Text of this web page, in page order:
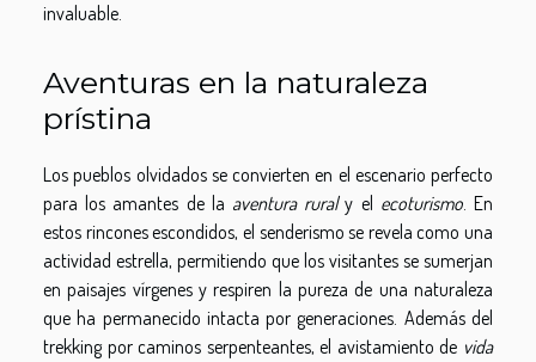
invaluable.
Aventuras en la naturaleza
prístina
Los pueblos olvidados se convierten en el escenario perfecto
para los amantes de la aventura ruraly el ecoturismo. En
estos rincones escondidos, el senderismo se revela como una
actividad estrella, permitiendo que los visitantes se sumerjan
en paisajes vírgenes y respiren la pureza de una naturaleza
que ha permanecido intacta por generaciones. Además del
trekking por caminos serpenteantes, el avistamiento de vida